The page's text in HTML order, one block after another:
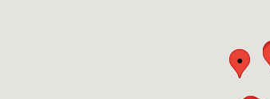
●
●